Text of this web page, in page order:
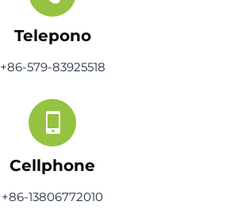
Telepono
+86-579-83925518
Cellphone
+86-13806772010